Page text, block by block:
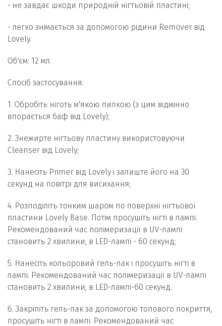
- не завдає шкоди природній нігтьовій пластині;
- легко знімається за допомогою рідини Remover від
Lovely.
Об'єм: 12 мл.
Спосіб застосування:
1. Обробіть ніготь м'якою пилкою (з цим відмінно
впорається баф від Lovely);
2. Знежирте нігтьову пластину використовуючи
Cleanser від Lovely;
3. Нанесіть Primer від Lovely і залиште його на 30
секунд на повітрі для висихання;
4. Розподіліть тонким шаром по поверхні нігтьової
пластини Lovely Base. Потім просушіть нігті в лампі.
Рекомендований час полімеризації в UV-лампі
становить 2 хвилини, в LED-лампі - 60 секунд;
5. Нанесіть кольоровий гель-лак і просушіть нігті в
лампі. Рекомендований час полімеризації в UV-лампі
становить 2 хвилини, в LED-лампі-60 секунд.
6. Закріпіть гель-лак за допомогою топового покриття,
просушіть нігті в лампі. Рекомендований час